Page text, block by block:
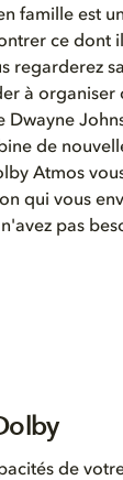
famille est
ce dont
regarderez
à
de
Atmos
qui vous
pas
de